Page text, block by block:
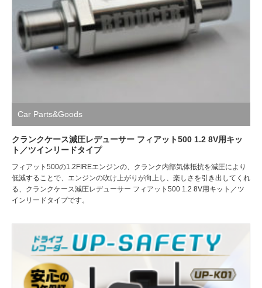
Car Parts&Goods
クランクケース減圧レデューサー フィアット500 1.2 8V用キッ
ト／ツインリードタイプ
フィアット500の1.2FIREエンジンの、クランク内部気体抵抗を減圧により
低減することで、エンジンの吹け上がりが向上し、楽しさを引き出してくれ
る、クランクケース減圧レデューサー フィアット500 1.2 8V用キット／ツ
インリードタイプです。